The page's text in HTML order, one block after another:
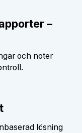
–
och noter
lösning